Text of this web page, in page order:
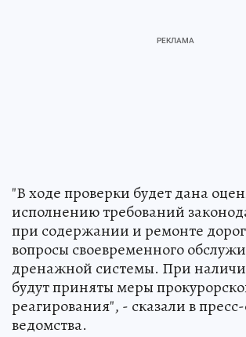
"В ходе проверки будет дана
исполнению требований
при содержании и ремонте
вопросы своевременного
дренажной системы. При
будут приняты меры
реагирования", - сказали в
ведомства.